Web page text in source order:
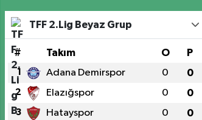
TFF 2.Lig Beyaz Grup
# Takım O P
1 Adana Demirspor 0 0
2 Elazığspor 0 0
3 Hatayspor 0 0